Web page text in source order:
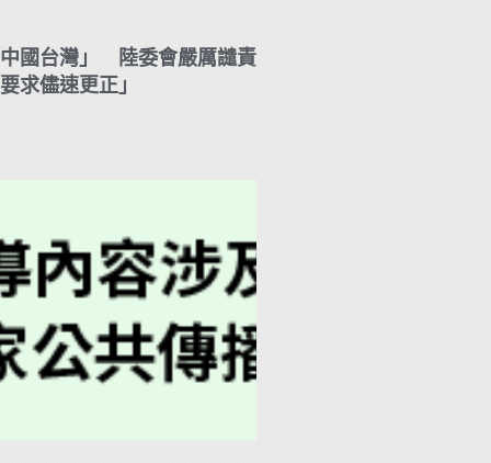
n
k
國台灣」 陸委會嚴厲譴責
求儘速更正」